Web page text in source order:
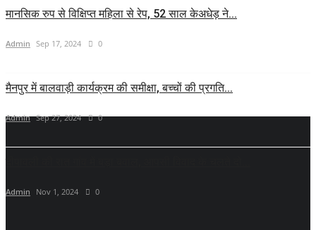
मानसिक रुप से विक्षिप्त महिला से रेप, 52 साल केअधेड़ ने...
Admin Sep 17, 2024 0
मैनपुर में बालवाड़ी कार्यक्रम की समीक्षा, बच्चों की प्रगति...
Admin Sep 27, 2024 0
Admin Nov 1, 2024 0